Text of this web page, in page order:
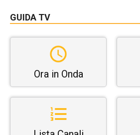
GUIDA TV
Ora in Onda